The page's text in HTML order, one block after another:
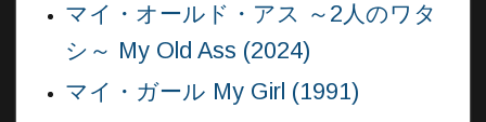
マイ・オールド・アス ～2人のワタ
シ～ My Old Ass (2024)
マイ・ガール My Girl (1991)